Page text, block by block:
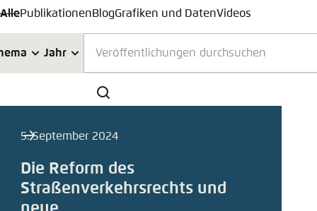
Teilen
In die
AllePublikationenBlogGrafiken und DatenVideos
Suchen
Jahr
5. September 2024
Die Reform des
Straßenverkehrsrechts und
Passwort
Close